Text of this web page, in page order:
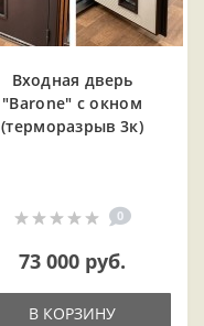
Входная дверь
"Barone" с окном
(терморазрыв 3к)
0
73 000 руб.
В КОРЗИНУ